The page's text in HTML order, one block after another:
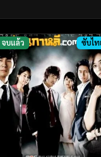
จบแล้ว ซับไ